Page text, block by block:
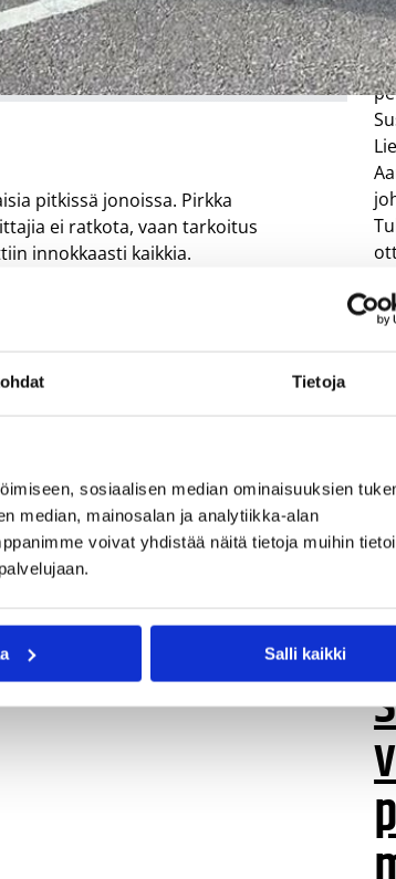
Tietoja
sosiaalisen median ominaisuuksien
median, mainosalan ja analytiikka-alan
voivat yhdistää näitä tietoja muihin
Salli kaikki
pitkissä jonoissa. Pirkka
ei ratkota, vaan tarkoitus
innokkaasti kaikkia.
-reppuja, ja nämä villitsivät
hienoja koreja, ylävitosia
päätteeksi paikalta
Pikkusudet-
viimeinen kokonainen